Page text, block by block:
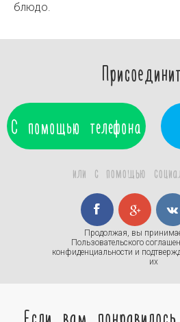
блюдо.
С помощью телефона
или с помощью
Продолжая, вы
Пользовательского
конфиденциальности и
их
Если вам